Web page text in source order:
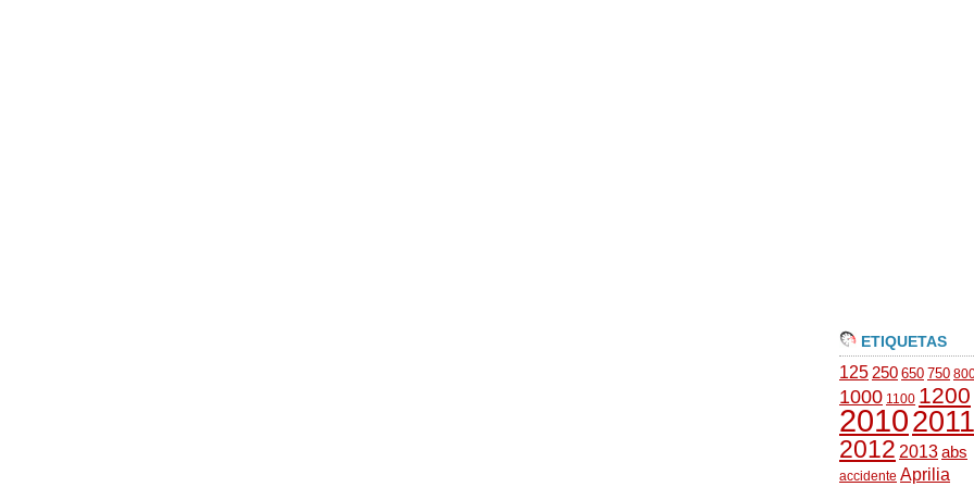
ETIQUETAS
125 250 650 750
1000 1100 1200
20102011
2012 2013abs
accidente Aprilia